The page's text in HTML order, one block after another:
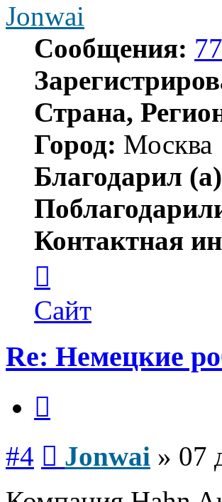
Jonwai
Сообщения: 77
Страна,
Город: Москва
Благодарил
Контактная
пользователя
Jonwai
Сайт
Re: Немецкие
#4 Jonwai » 07